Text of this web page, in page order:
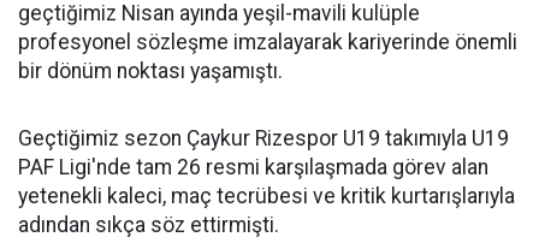
geçtiğimiz Nisan ayında yeşil-mavili kulüple
profesyonel sözleşme imzalayarak kariyerinde önemli
bir dönüm noktası yaşamıştı.
Geçtiğimiz sezon Çaykur Rizespor U19 takımıyla U19
PAF Ligi'nde tam 26 resmi karşılaşmada görev alan
yetenekli kaleci, maç tecrübesi ve kritik kurtarışlarıyla
adından sıkça söz ettirmişti.